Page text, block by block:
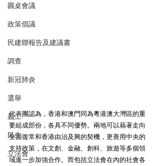
圓桌會議
政策倡議
民建聯報告及建議書
調查
新冠肺炎
選舉
義工
民生
立法會
代表團認為，香港和澳門同為粵港澳大灣區的重
要組成部份，各具不同優勢。兩地可以藉著走向
全面復常和香港由治及興的契機，更善用中央的
支持政策，在文創、金融、創科、旅遊等多個領
域進一步加強合作。而包括立法會在內的社會各